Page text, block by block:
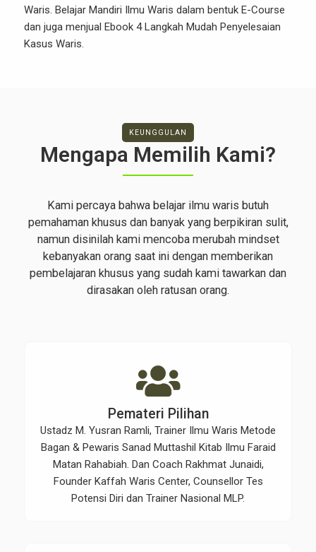
Waris. Belajar Mandiri Ilmu Waris dalam bentuk E-Course
dan juga menjual Ebook 4 Langkah Mudah Penyelesaian
Kasus Waris.
KEUNGGULAN
Mengapa Memilih Kami?
Kami percaya bahwa belajar ilmu waris butuh
pemahaman khusus dan banyak yang berpikiran sulit,
namun disinilah kami mencoba merubah mindset
kebanyakan orang saat ini dengan memberikan
pembelajaran khusus yang sudah kami tawarkan dan
dirasakan oleh ratusan orang.
Pemateri Pilihan
Ustadz M. Yusran Ramli, Trainer Ilmu Waris Metode
Bagan & Pewaris Sanad Muttashil Kitab Ilmu Faraid
Matan Rahabiah. Dan Coach Rakhmat Junaidi,
Founder Kaffah Waris Center, Counsellor Tes
Potensi Diri dan Trainer Nasional MLP.